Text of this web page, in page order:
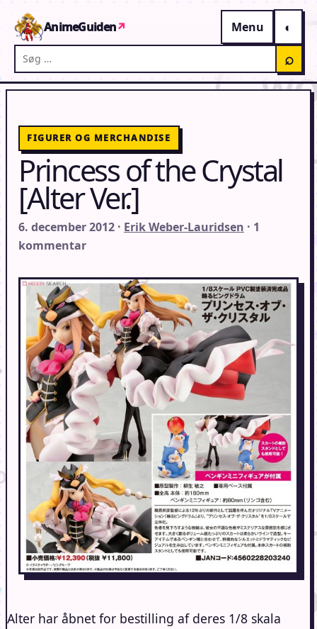
AnimeGuiden↗
Menu
Søg på AnimeGuiden
⌕
FIGURER OG MERCHANDISE
Princess of the Crystal
[Alter Ver.]
6. december 2012 · Erik Weber-Lauridsen · 1
kommentar
Alter har åbnet for bestilling af deres 1/8 skala